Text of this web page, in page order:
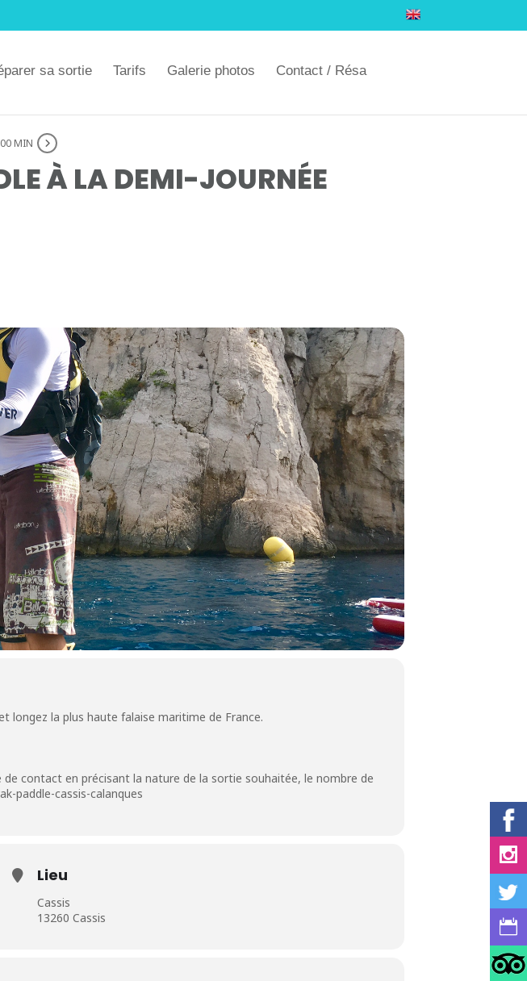
sa sortie Tarifs Galerie photos Contact / Résa
MIN
À LA DEMI-JOURNÉE
longez la plus haute falaise maritime de France.
contact en précisant la nature de la sortie souhaitée, le nombre de
paddle-cassis-calanques
Lieu
Cassis
13260 Cassis